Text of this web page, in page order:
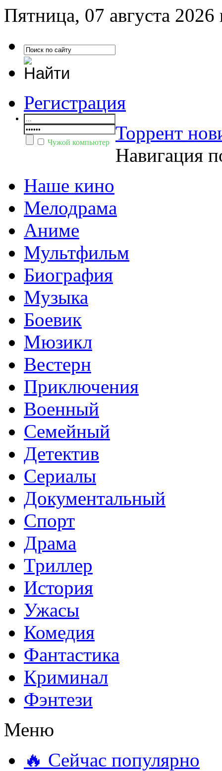
Пятница, 07 августа 2026
Регистрация
Чужой компьютер
Торрент
Навигация
Наше кино
Мелодрама
Аниме
Мультфильм
Биография
Музыка
Боевик
Мюзикл
Вестерн
Приключения
Военный
Семейный
Детектив
Сериалы
Документальный
Спорт
Драма
Триллер
История
Ужасы
Комедия
Фантастика
Криминал
Фэнтези
Меню
🔥 Сейчас популярно